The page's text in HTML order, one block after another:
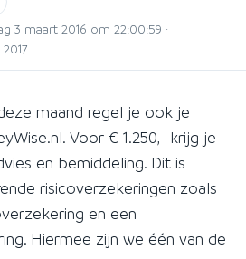
3 maart 2016 om 22:00:59 ·
maand regel je ook je
Voor € 1.250,- krijg je
en bemiddeling. Dit is
risicoverzekeringen zoals
en een
Hiermee zijn we één van de